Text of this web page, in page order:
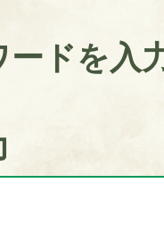
ードを入